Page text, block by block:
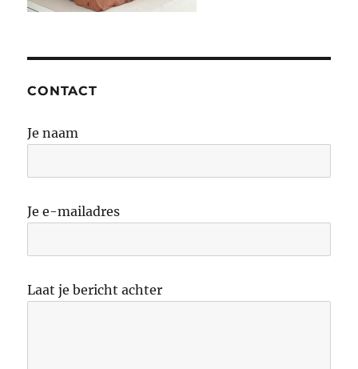
CONTACT
Je naam
Je e-mailadres
Laat je bericht achter